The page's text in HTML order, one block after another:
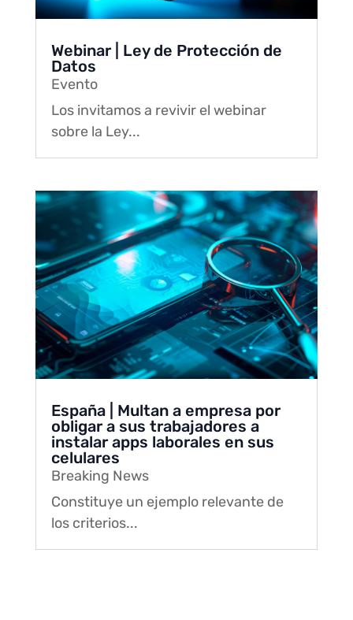
Webinar | Ley de Protección de
Datos
Evento
Los invitamos a revivir el webinar
sobre la Ley...
España | Multan a empresa por
obligar a sus trabajadores a
instalar apps laborales en sus
celulares
Breaking News
Constituye un ejemplo relevante de
los criterios...